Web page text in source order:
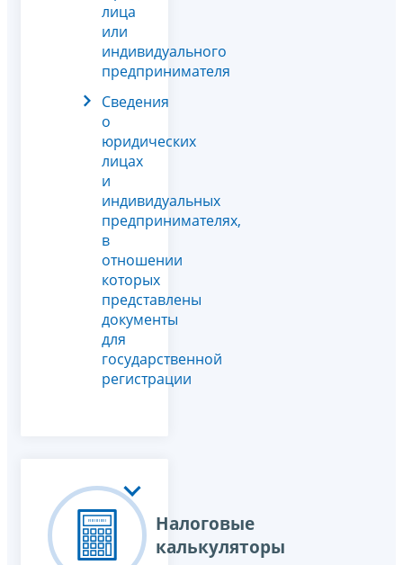
лица
или
индивидуального
предпринимателя
Сведения
о
юридических
лицах
и
индивидуальных
предпринимателях,
в
отношении
которых
представлены
документы
для
государственной
регистрации
Налоговые
калькуляторы